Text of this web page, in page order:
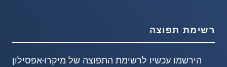
רשימת תפוצה
הירשמו עכשיו לרשימת התפוצה של מיקרו-אפסילון